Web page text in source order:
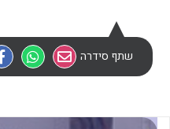
לכל מוצרי היצרן
שתף סידרה